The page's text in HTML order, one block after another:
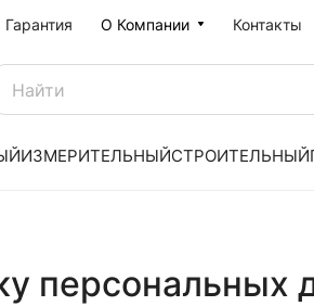
Гарантия О Компании Контакты
ИЗМЕРИТЕЛЬНЫЙСТРОИТЕЛЬНЫЙ
персональных